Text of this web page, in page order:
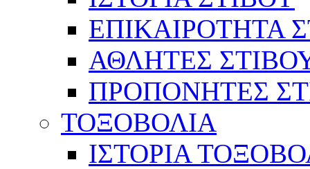
ΕΠΙΚΑΙΡΟΤΗΤΑ
ΑΘΛΗΤΕΣ
ΠΡΟΠΟΝΗΤΕΣ
ΤΟΞΟΒΟΛΙΑ
ΙΣΤΟΡΙΑ